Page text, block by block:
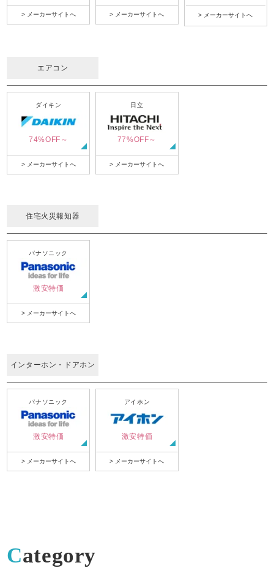
> メーカーサイトへ > メーカーサイトへ > メーカーサイトへ
エアコン
ダイキン
74%OFF～
> メーカーサイトへ
日立
77%OFF～
> メーカーサイトへ
住宅火災報知器
パナソニック
激安特価
> メーカーサイトへ
インターホン・ドアホン
パナソニック
激安特価
> メーカーサイトへ
アイホン
激安特価
> メーカーサイトへ
Category